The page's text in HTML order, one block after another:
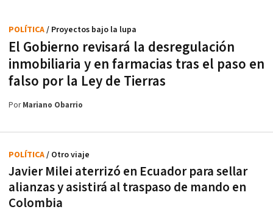
El Gobierno revisará la desregulación
inmobiliaria y en farmacias tras el paso en
falso por la Ley de Tierras
POLÍTICA/ Proyectos bajo la lupa
PorMariano Obarrio
Javier Milei aterrizó en Ecuador para sellar
alianzas y asistirá al traspaso de mando en
Colombia
POLÍTICA/ Otro viaje